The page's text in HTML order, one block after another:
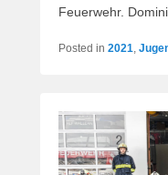
Feuerwehr.
Posted in 2021